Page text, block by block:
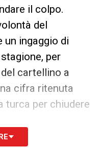
il colpo.
del
un ingaggio di
per
cartellino a
cifra ritenuta
turca per chiudere